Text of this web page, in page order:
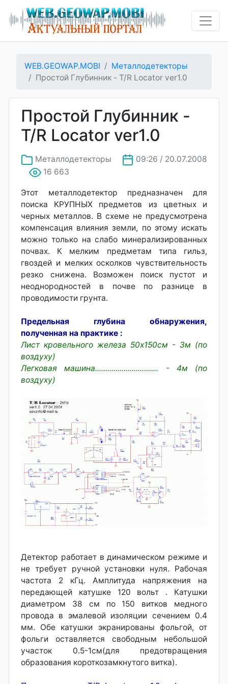
WEB.GEOWAP.MOBI
Металлодетекторы
Простой Глубинник - T/R Locator ver1.0
Простой Глубинник -
T/R Locator ver1.0
Металлодетекторы
09:26 / 20.07.2008
16 663
Этот металлодетектор предназначен для
поиска КРУПНЫХ предметов из цветных и
черных металлов. В схеме не предусмотрена
компенсация влияния земли, по этому искать
можно только на слабо минерализированных
почвах. К мелким предметам типа гильз,
гвоздей и мелких осколков чувствительность
резко снижена. Возможен поиск пустот и
неоднородностей в почве по разнице в
проводимости грунта.
Предельная глубина обнаружения,
полученная на практике :
Лист кровельного железа 50х150см - 3м (по
воздуху)
Легковая машина............................... - 4м (по
воздуху)
Детектор работает в динамическом режиме и
не требует ручной установки нуля. Рабочая
частота 2 кГц. Амплитуда напряжения на
передающей катушке 120 вольт . Катушки
диаметром 38 см по 150 витков медного
провода в эмалевой изоляции сечением 0.4
мм. Обе катушки экранированы фольгой, от
фольги оставляется свободным небольшой
участок 0.5-1см(для предотвращения
образования короткозамкнутого витка).